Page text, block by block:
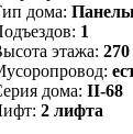
дома:
1
этажа: 270
дома: II-68
2 лифта